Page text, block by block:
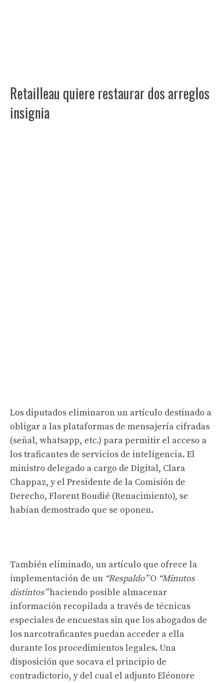
Retailleau quiere restaurar dos arreglos
insignia
Los diputados eliminaron un artículo destinado a
obligar a las plataformas de mensajería cifradas
(señal, whatsapp, etc.) para permitir el acceso a
los traficantes de servicios de inteligencia. El
ministro delegado a cargo de Digital, Clara
Chappaz, y el Presidente de la Comisión de
Derecho, Florent Boudié (Renacimiento), se
habían demostrado que se oponen.
También eliminado, un artículo que ofrece la
implementación de un “Respaldo”O “Minutos
distintos”haciendo posible almacenar
información recopilada a través de técnicas
especiales de encuestas sin que los abogados de
los narcotraficantes puedan acceder a ella
durante los procedimientos legales. Una
disposición que socava el principio de
contradictorio, y del cual el adjunto Eléonore